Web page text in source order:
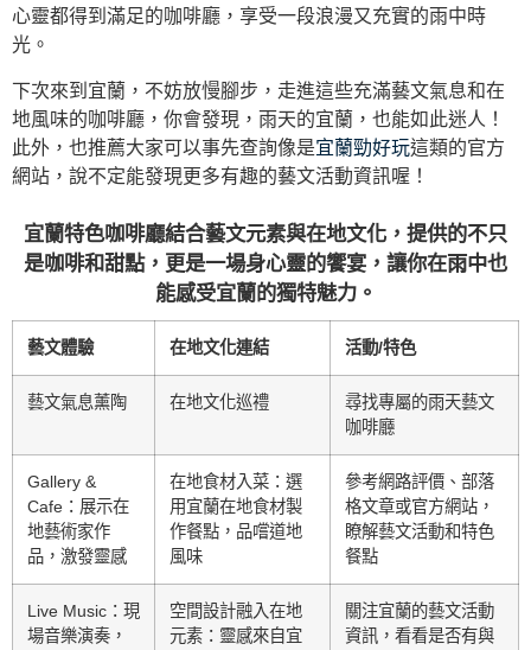
心靈都得到滿足的咖啡廳，享受一段浪漫又充實的雨中時
光。
下次來到宜蘭，不妨放慢腳步，走進這些充滿藝文氣息和在
地風味的咖啡廳，你會發現，雨天的宜蘭，也能如此迷人！
此外，也推薦大家可以事先查詢像是宜蘭勁好玩這類的官方
網站，說不定能發現更多有趣的藝文活動資訊喔！
宜蘭特色咖啡廳結合藝文元素與在地文化，提供的不只
是咖啡和甜點，更是一場身心靈的饗宴，讓你在雨中也
能感受宜蘭的獨特魅力。
藝文體驗 在地文化連結 活動/特色
藝文氣息薰陶 在地文化巡禮
尋找專屬的雨天藝文
咖啡廳
Gallery &
Cafe：展示在
地藝術家作
品，激發靈感
在地食材入菜：選
用宜蘭在地食材製
作餐點，品嚐道地
風味
參考網路評價、部落
格文章或官方網站，
瞭解藝文活動和特色
餐點
Live Music：現
場音樂演奏，
空間設計融入在地
元素：靈感來自宜
關注宜蘭的藝文活動
資訊，看看是否有與